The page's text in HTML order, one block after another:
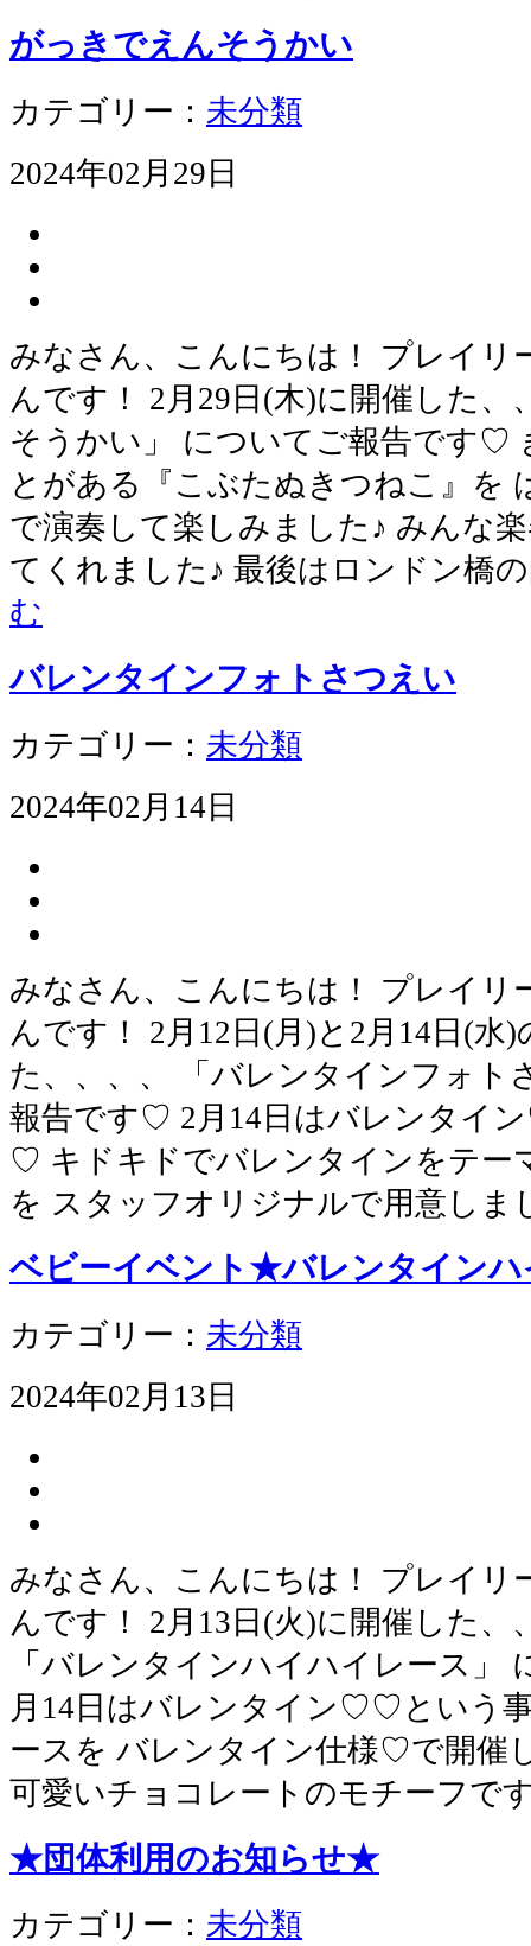
がっきでえんそうかい
カテゴリー： 未分類
2024年02月29日
みなさん、こんにちは！ プレイリ
んです！ 2月29日(木)に開催した、
そうかい」 についてご報告です♡
とがある『こぶたぬきつねこ』を
で演奏して楽しみました♪ みんな
てくれました♪ 最後はロンドン橋
む
バレンタインフォトさつえい
カテゴリー： 未分類
2024年02月14日
みなさん、こんにちは！ プレイリ
んです！ 2月12日(月)と2月14日(水
た、、、、 「バレンタインフォト
報告です♡ 2月14日はバレンタイ
♡ キドキドでバレンタインをテー
を スタッフオリジナルで用意し
ベビーイベント★バレンタインハ
カテゴリー： 未分類
2024年02月13日
みなさん、こんにちは！ プレイリ
んです！ 2月13日(火)に開催した、
「バレンタインハイハイレース
月14日はバレンタイン♡♡という
ースを バレンタイン仕様♡で開催
可愛いチョコレートのモチーフ
★団体利用のお知らせ★
カテゴリー： 未分類